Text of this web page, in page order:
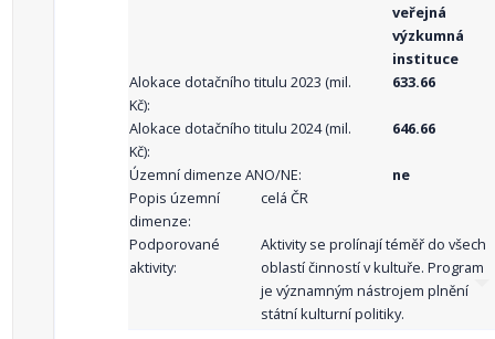
veřejná
výzkumná
instituce
Alokace dotačního titulu 2023 (mil.
Kč):
633.66
Alokace dotačního titulu 2024 (mil.
Kč):
646.66
Územní dimenze ANO/NE:
ne
Popis územní
dimenze:
celá ČR
Podporované
aktivity:
Aktivity se prolínají téměř do všech
oblastí činností v kultuře. Program
je významným nástrojem plnění
státní kulturní politiky.